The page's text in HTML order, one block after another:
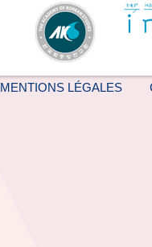
MENTIONS LÉGALES